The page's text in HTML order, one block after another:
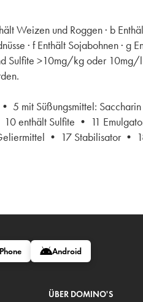
Weizen und Roggen · b
· f Enthält Sojabohnen · g
Sulfite >10mg/kg oder 10mg/l
5 mit Süßungsmittel:
enthält Sulfite • 11
• 17 Stabilisator •
Android
ÜBER DOMINO'S